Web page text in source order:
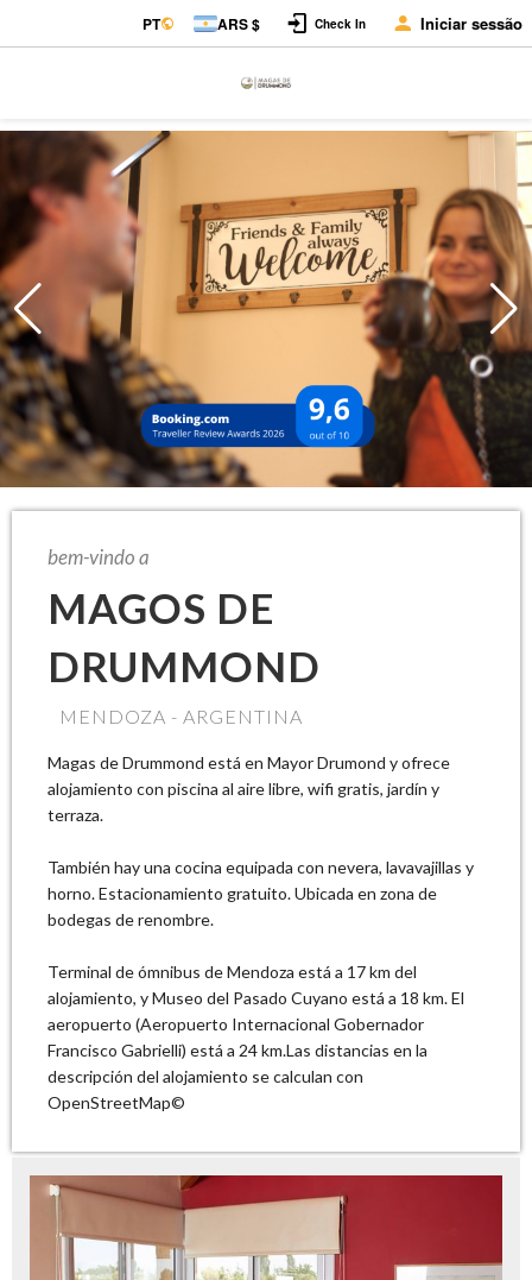
PT ARS $ Check In Iniciar sessão
bem-vindo a
MAGOS DE
DRUMMOND
MENDOZA - ARGENTINA
Magas de Drummond está en Mayor Drumond y ofrece
alojamiento con piscina al aire libre, wifi gratis, jardín y
terraza.
También hay una cocina equipada con nevera, lavavajillas y
horno. Estacionamiento gratuito. Ubicada en zona de
bodegas de renombre.
Terminal de ómnibus de Mendoza está a 17 km del
alojamiento, y Museo del Pasado Cuyano está a 18 km. El
aeropuerto (Aeropuerto Internacional Gobernador
Francisco Gabrielli) está a 24 km.Las distancias en la
descripción del alojamiento se calculan con
OpenStreetMap©